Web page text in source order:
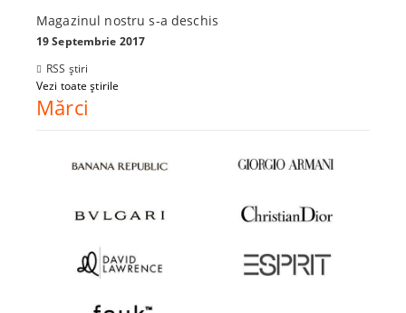
Magazinul nostru s-a deschis
19 Septembrie 2017
RSS știri
Vezi toate știrile
Mărci